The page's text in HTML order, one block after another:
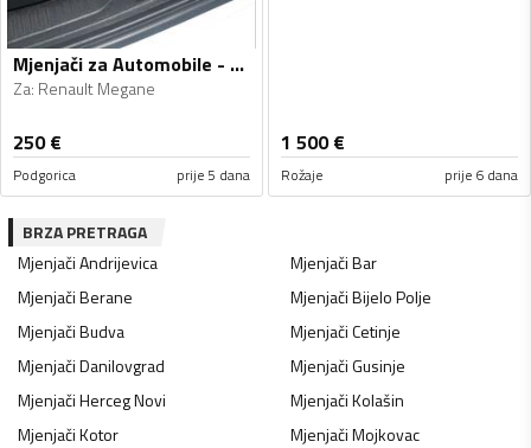
Mjenjači za Automobile - Renault - Megane - 2011, 2013
Za: Renault Megane
250€
Podgorica prije 5 dana
1 500€
Rožaje prije 6 dana
BRZA PRETRAGA
MjenjačiAndrijevica MjenjačiBar
MjenjačiBerane MjenjačiBijelo Polje
MjenjačiBudva MjenjačiCetinje
MjenjačiDanilovgrad MjenjačiGusinje
MjenjačiHerceg Novi MjenjačiKolašin
MjenjačiKotor MjenjačiMojkovac